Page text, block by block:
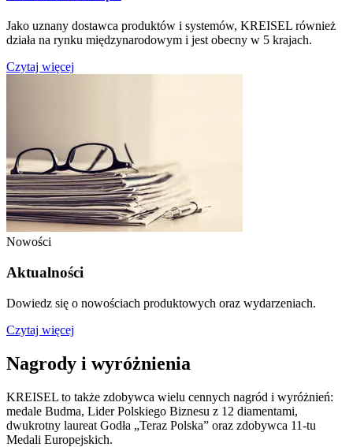
Jako uznany dostawca produktów i systemów, KREISEL również
działa na rynku międzynarodowym i jest obecny w 5 krajach.
Czytaj więcej
Nowości
Aktualności
Dowiedz się o nowościach produktowych oraz wydarzeniach.
Czytaj więcej
Nagrody i wyróżnienia
KREISEL to także zdobywca wielu cennych nagród i wyróżnień:
medale Budma, Lider Polskiego Biznesu z 12 diamentami,
dwukrotny laureat Godła „Teraz Polska” oraz zdobywca 11-tu
Medali Europejskich.